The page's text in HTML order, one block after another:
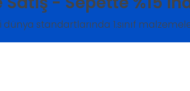
standartlarında 1.sınıf